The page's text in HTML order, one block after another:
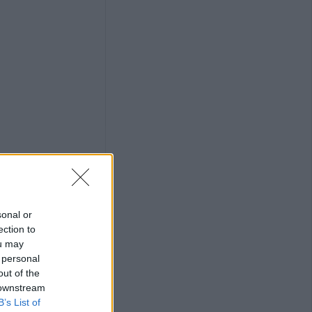
or
to
may
of the
List of
γήπεδο στην
της
της
Κοράκου